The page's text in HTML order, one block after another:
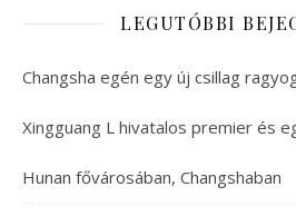
LEGUTÓBBI
Changsha egén egy új csillag
Xingguang L hivatalos premier és
Hunan fővárosában, Changshaban